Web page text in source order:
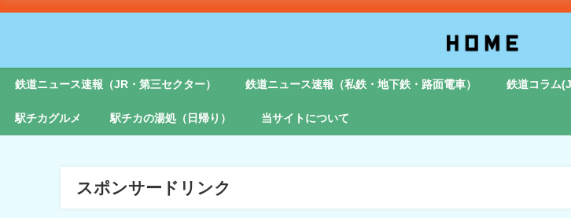
鉄道ニュース速報（JR・第三セクター） 鉄道ニュース速報（私鉄・地下鉄・路面電車） 鉄道コラム
駅チカグルメ 駅チカの湯処（日帰り） 当サイトについて
スポンサードリンク